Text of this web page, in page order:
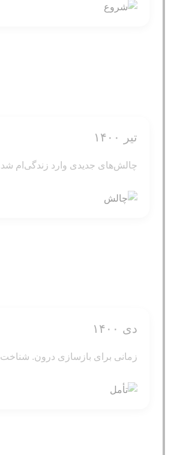
تیر ۱۴۰۰
چالش‌های جدیدی وارد زندگی‌ام شد.
دی ۱۴۰۰
زمانی برای بازسازی درون.